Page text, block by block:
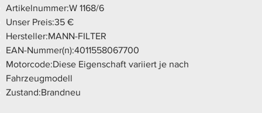
Artikelnummer:W 1168/6
Unser Preis:35 €
Hersteller:MANN-FILTER
EAN-Nummer(n):4011558067700
Motorcode:Diese Eigenschaft variiert je nach
Fahrzeugmodell
Zustand:Brandneu